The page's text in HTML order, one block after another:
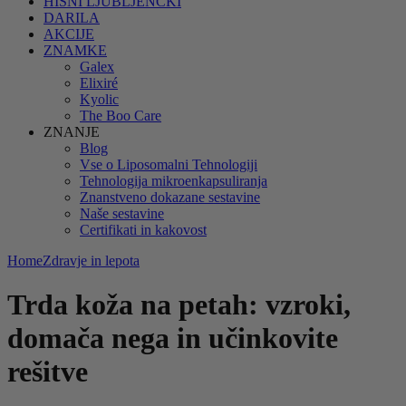
DARILA
AKCIJE
ZNAMKE
Galex
Elixiré
Kyolic
The Boo Care
ZNANJE
Blog
Vse o Liposomalni Tehnologiji
Tehnologija mikroenkapsuliranja
Znanstveno dokazane sestavine
Naše sestavine
Certifikati in kakovost
HomeZdravje in lepota
Trda koža na petah: vzroki,
domača nega in učinkovite
rešitve